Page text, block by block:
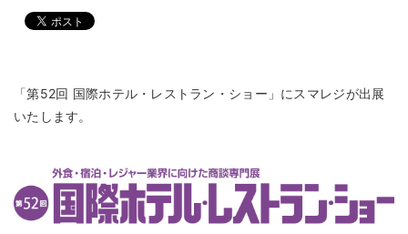
「第52回 国際ホテル・レストラン・ショー」にスマレジが出展
いたします。